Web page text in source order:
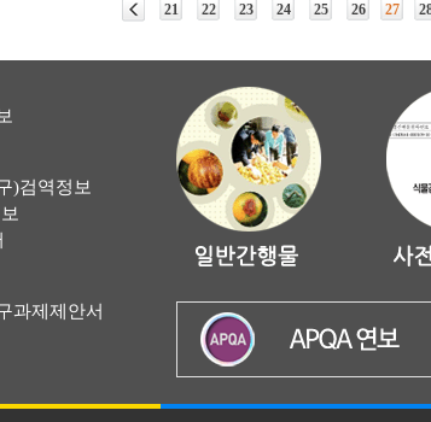
21 22 23 24 25 26 27
)검역정보
과제제안서